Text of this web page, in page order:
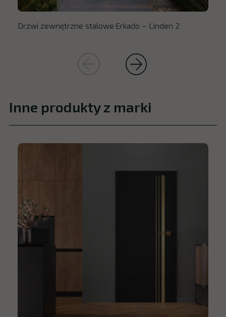
Drzwi zewnętrzne stalowe Erkado – Linden 2
Inne produkty z marki